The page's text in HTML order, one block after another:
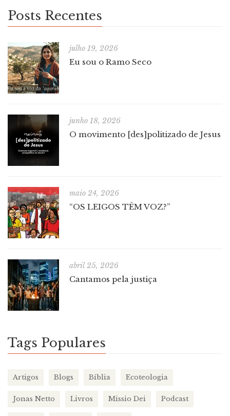
Posts Recentes
julho 19, 2026
Eu sou o Ramo Seco
junho 18, 2026
O movimento [des]politizado de Jesus
maio 24, 2026
“OS LEIGOS TÊM VOZ?”
abril 25, 2026
Cantamos pela justiça
Tags Populares
Artigos Blogs Bíblia Ecoteologia
Jonas Netto Livros Missio Dei Podcast